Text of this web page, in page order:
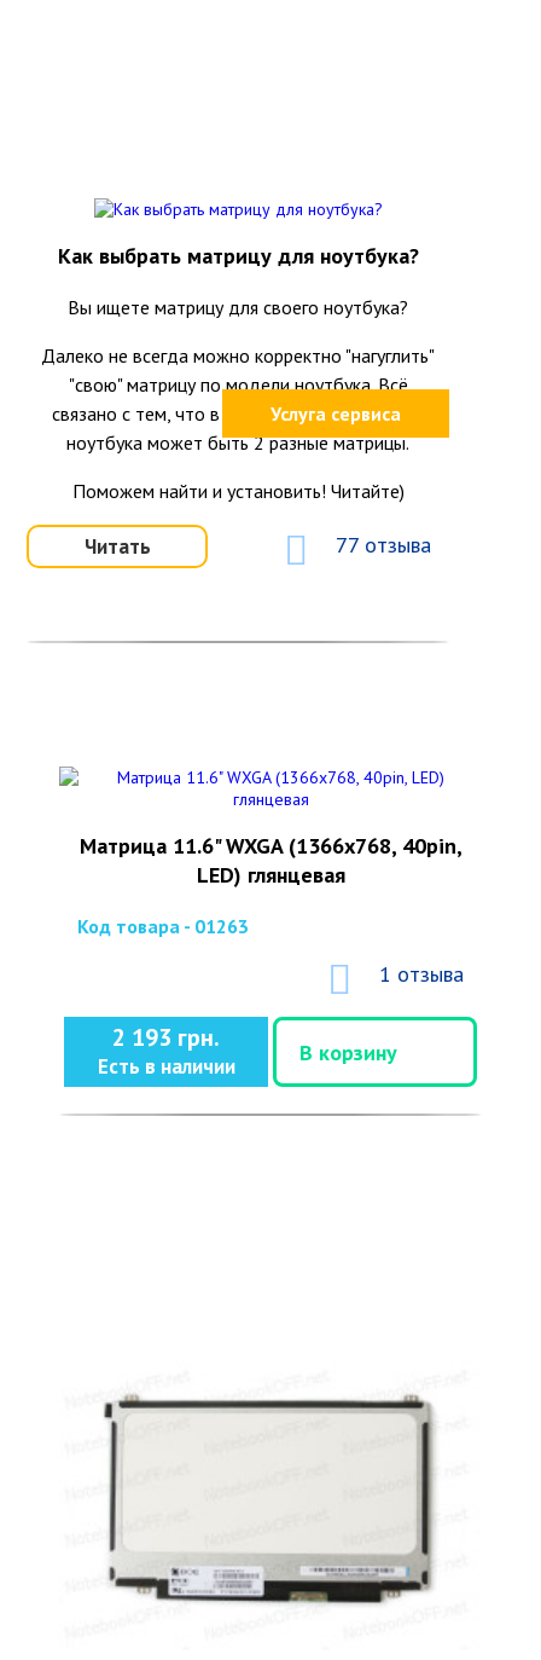
Услуга сервиса
Как выбрать матрицу для ноутбука?
Вы ищете матрицу для своего ноутбука?
Далеко не всегда можно корректно "нагуглить"
"свою" матрицу по модели ноутбука. Всё
связано с тем, что в одной и той же модели
ноутбука может быть 2 разные матрицы.
Поможем найти и установить! Читайте)
Читать 77 отзыва
Матрица 11.6" WXGA (1366x768, 40pin,
LED) глянцевая
Код товара - 01263
1 отзыва
2 193 грн.
Есть в наличии
В корзину